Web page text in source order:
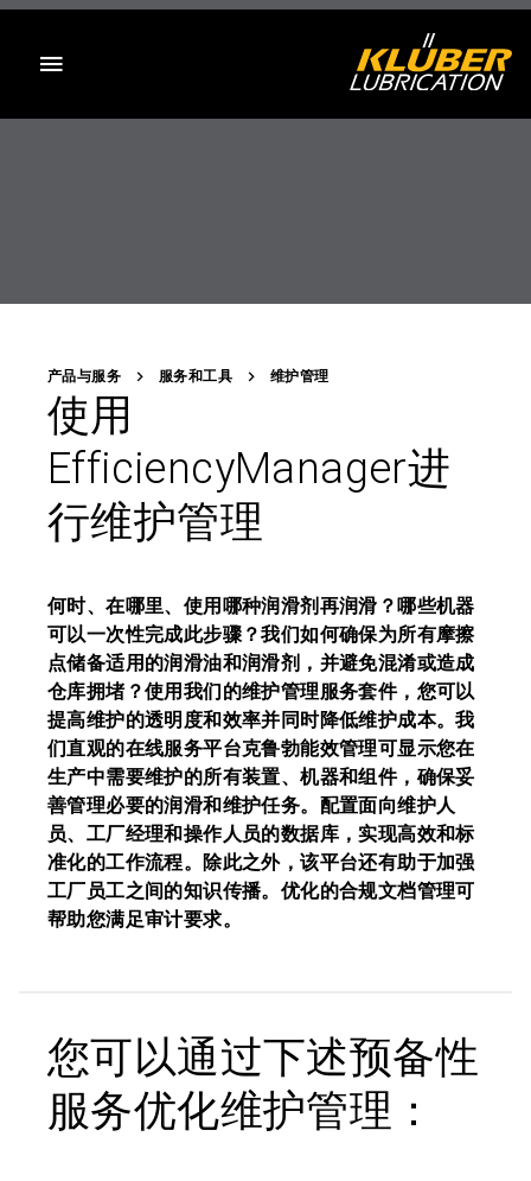
产品与服务 服务和工具 维护管理
使用
EfficiencyManager进
行维护管理
何时、在哪里、使用哪种润滑剂再润滑？哪些机器
可以一次性完成此步骤？我们如何确保为所有摩擦
点储备适用的润滑油和润滑剂，并避免混淆或造成
仓库拥堵？使用我们的维护管理服务套件，您可以
提高维护的透明度和效率并同时降低维护成本。我
们直观的在线服务平台克鲁勃能效管理可显示您在
生产中需要维护的所有装置、机器和组件，确保妥
善管理必要的润滑和维护任务。配置面向维护人
员、工厂经理和操作人员的数据库，实现高效和标
准化的工作流程。除此之外，该平台还有助于加强
工厂员工之间的知识传播。优化的合规文档管理可
帮助您满足审计要求。
您可以通过下述预备性
服务优化维护管理：